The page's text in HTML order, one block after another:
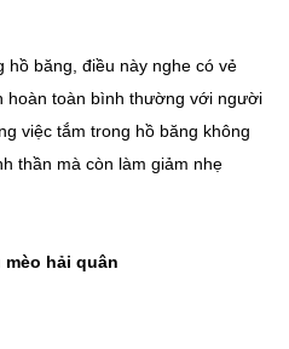
hồ băng, điều này nghe có vẻ
hoàn toàn bình thường với người
việc tắm trong hồ băng không
thần mà còn làm giảm nhẹ
hải quân